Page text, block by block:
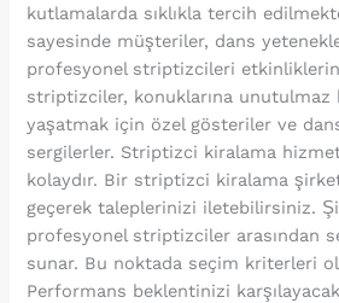
kutlamalarda sıklıkla tercih
sayesinde müşteriler, dans
profesyonel striptizcileri
striptizciler, konuklarına unutulmaz
yaşatmak için özel gösteriler ve
sergilerler. Striptizci kiralama
kolaydır. Bir striptizci kiralama
geçerek taleplerinizi iletebilirsiniz.
profesyonel striptizciler arasından
sunar. Bu noktada seçim kriterleri
Performans beklentinizi